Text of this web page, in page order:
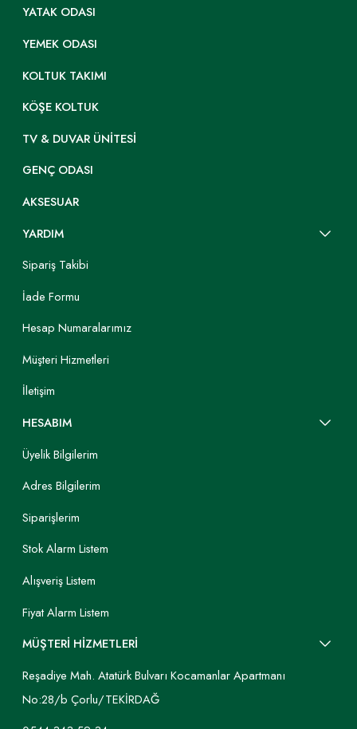
YATAK ODASI
YEMEK ODASI
KOLTUK TAKIMI
KÖŞE KOLTUK
TV & DUVAR ÜNITESI
GENÇ ODASI
AKSESUAR
YARDIM
Sipariş Takibi
İade Formu
Hesap Numaralarımız
Müşteri Hizmetleri
İletişim
HESABIM
Üyelik Bilgilerim
Adres Bilgilerim
Siparişlerim
Stok Alarm Listem
Alışveriş Listem
Fiyat Alarm Listem
MÜŞTERİ HİZMETLERİ
Reşadiye Mah. Atatürk Bulvarı Kocamanlar Apartmanı
No:28/b Çorlu/TEKİRDAĞ